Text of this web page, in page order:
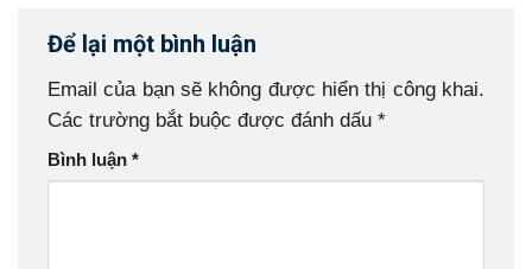
Để lại một bình luận
Email của bạn sẽ không được hiển thị công khai.
Các trường bắt buộc được đánh dấu *
Bình luận *